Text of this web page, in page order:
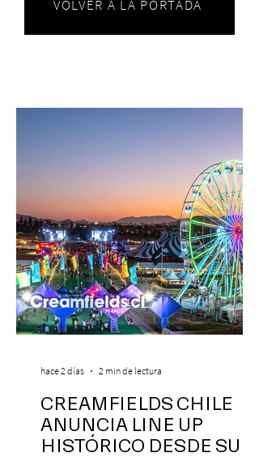
VOLVER A LA PORTADA
CREAMFIELDS CHILE
ANUNCIA LINE UP
HISTÓRICO DESDE SU
hace 2 días 2 min de lectura